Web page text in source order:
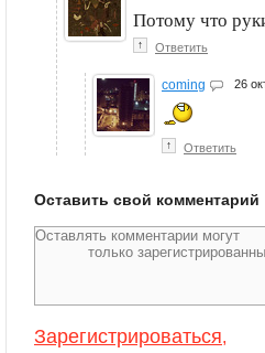
Потому что
↑ Ответить
coming 26
↑ Ответить
Оставить свой комментарий
Зарегистрироваться,